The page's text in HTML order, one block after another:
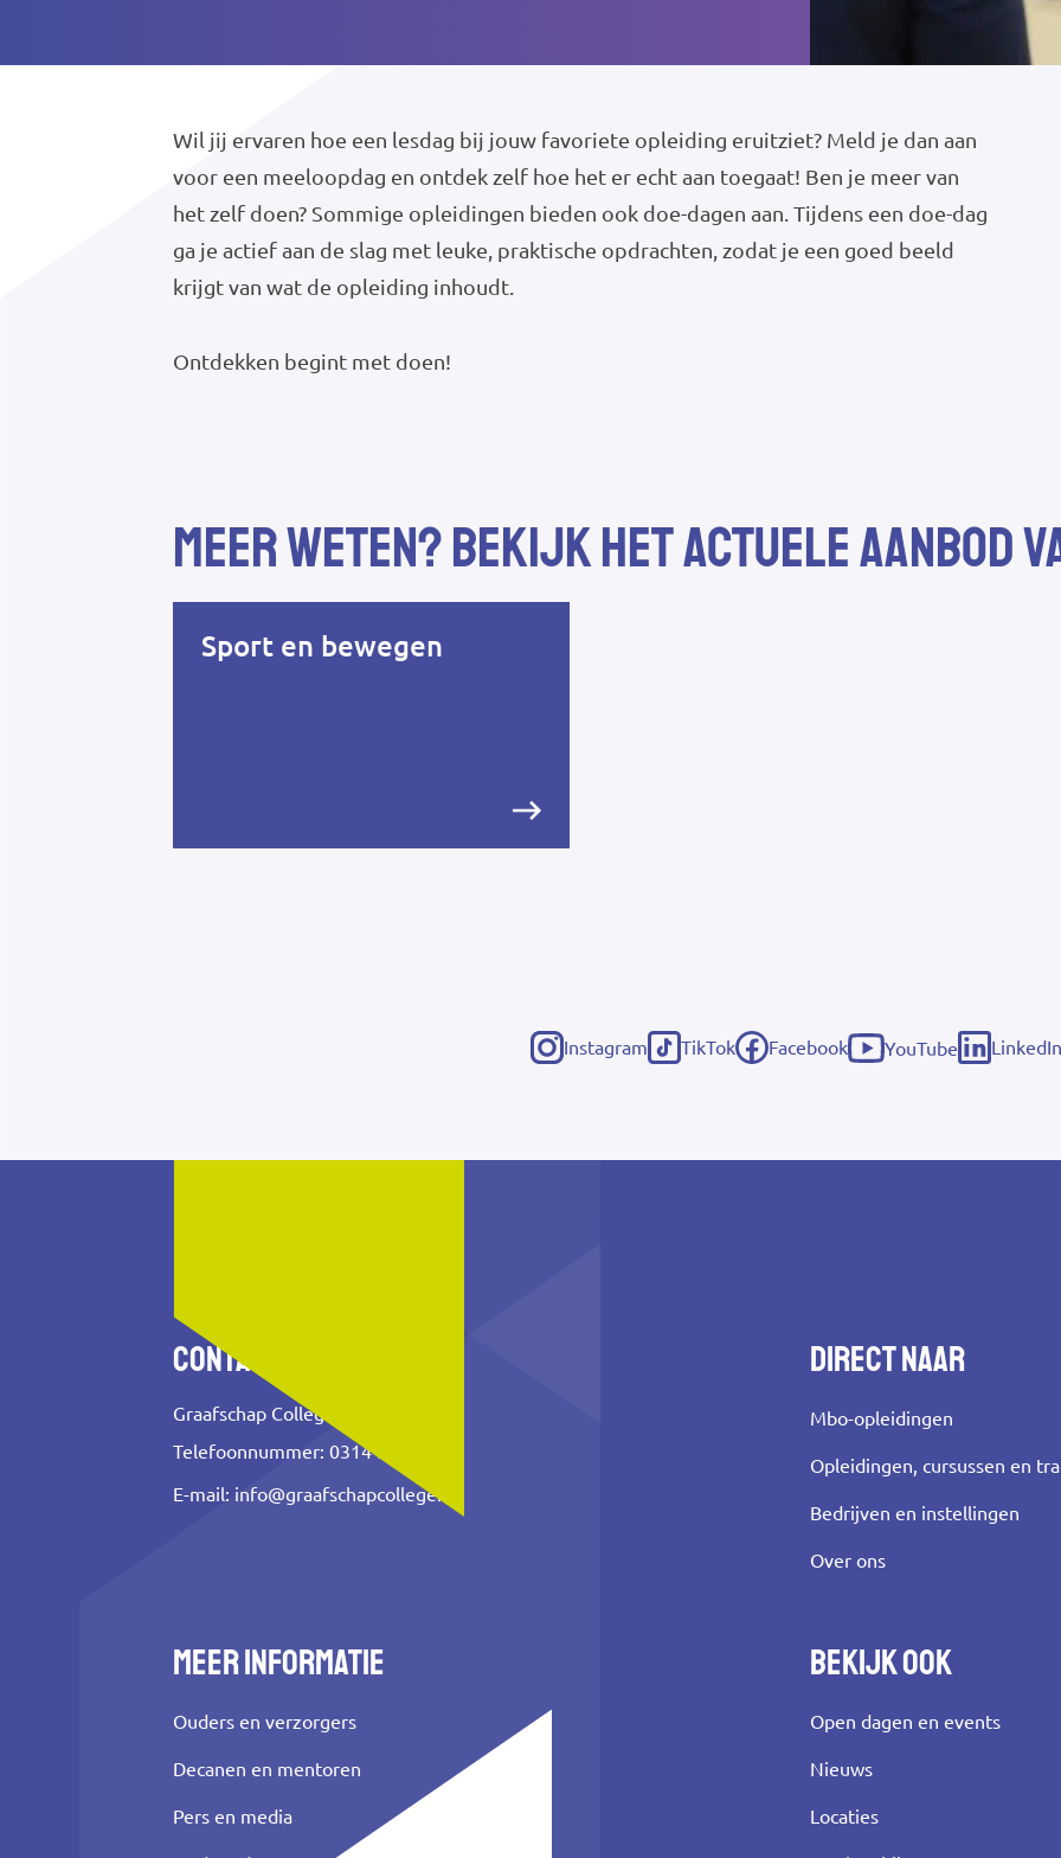
Wil jij ervaren hoe een lesdag bij jouw favoriete opleiding eruitziet? Meld je dan aan
voor een meeloopdag en ontdek zelf hoe het er echt aan toegaat! Ben je meer van
het zelf doen? Sommige opleidingen bieden ook doe-dagen aan. Tijdens een doe-dag
ga je actief aan de slag met leuke, praktische opdrachten, zodat je een goed beeld
krijgt van wat de opleiding inhoudt.
Ontdekken begint met doen!
Meer weten? Bekijk het actuele aanbod
Sport en bewegen
Instagram
(externe
TikTok
(externe
Facebook
(externe
YouTube
(externe
LinkedIn
(externe
Contact
Graafschap College
Telefoonnummer: 0314 353 500
E-mail: info@graafschapcollege.nl
Direct naar
Mbo-opleidingen
Opleidingen, cursussen en
Bedrijven en instellingen
Over ons
Meer informatie
Ouders en verzorgers
Decanen en mentoren
Pers en media
Bekijk ook
Open dagen en events
Nieuws
Locaties